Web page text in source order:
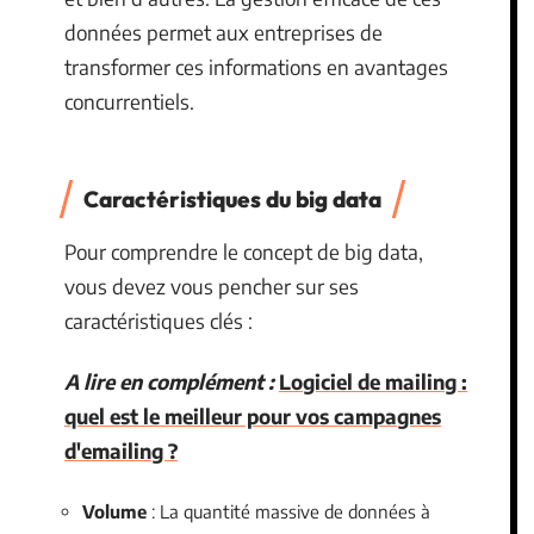
données permet aux entreprises de
transformer ces informations en avantages
concurrentiels.
Caractéristiques du big data
Pour comprendre le concept de big data,
vous devez vous pencher sur ses
caractéristiques clés :
A lire en complément : Logiciel de mailing :
quel est le meilleur pour vos campagnes
d'emailing ?
Volume : La quantité massive de données à